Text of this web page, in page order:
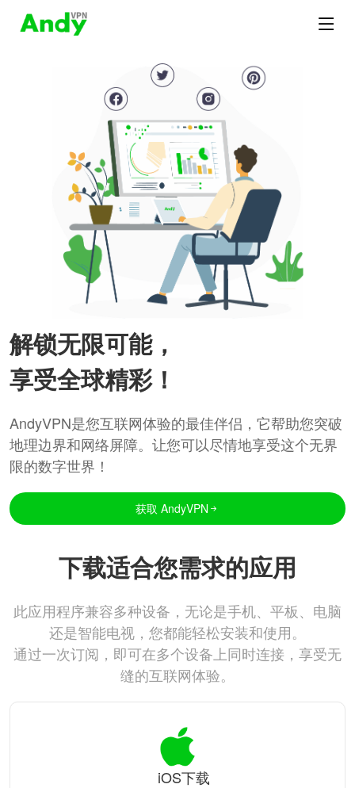
解锁无限可能，
享受全球精彩！
AndyVPN是您互联网体验的最佳伴侣，它帮助您突破
地理边界和网络屏障。让您可以尽情地享受这个无界
限的数字世界！
获取 AndyVPN
下载适合您需求的应用
此应用程序兼容多种设备，无论是手机、平板、电脑
还是智能电视，您都能轻松安装和使用。
通过一次订阅，即可在多个设备上同时连接，享受无
缝的互联网体验。
iOS下载